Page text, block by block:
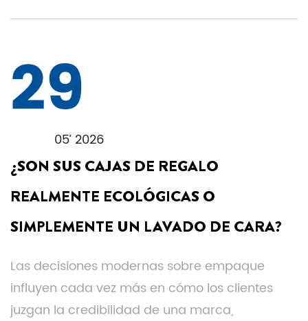
29
05’ 2026
¿SON SUS CAJAS DE REGALO
REALMENTE ECOLÓGICAS O
SIMPLEMENTE UN LAVADO DE CARA?
Las decisiones modernas sobre empaque
influyen cada vez más en cómo los clientes
juzgan la credibilidad de una marca,